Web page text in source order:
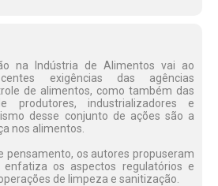
na Indústria de Alimentos vai ao
exigências das agências
de alimentos, como também das
produtores, industrializadores e
desse conjunto de ações são a
nos alimentos.
pensamento, os autores propuseram
os aspectos regulatórios e
de limpeza e sanitização.